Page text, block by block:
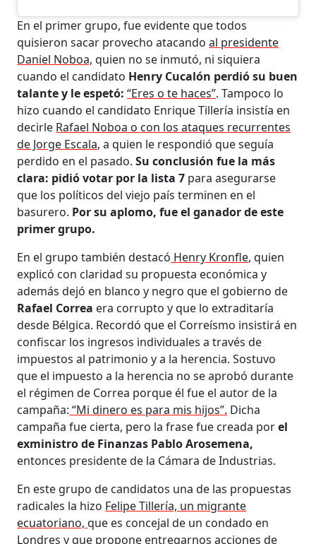
En el primer grupo, fue evidente que todos
quisieron sacar provecho atacandoal presidente
Daniel Noboa, quien no se inmutó, ni siquiera
cuando el candidato Henry Cucalón perdió su buen
talante y le espetó:“Eres o te haces”. Tampoco lo
hizo cuando el candidato Enrique Tillería insistía en
decirle Rafael Noboa o con los ataques recurrentes
de Jorge Escala, a quien le respondió que seguía
perdido en el pasado.Su conclusión fue la más
clara: pidió votar por la lista 7 para asegurarse
que los políticos del viejo país terminen en el
basurero. Por su aplomo, fue el ganador de este
primer grupo.
En el grupo también destacó Henry Kronfle, quien
explicó con claridad su propuesta económica y
además dejó en blanco y negro que el gobierno de
Rafael Correa era corrupto y que lo extraditaría
desde Bélgica. Recordó que el Correísmo insistirá en
confiscar los ingresos individuales a través de
impuestos al patrimonio y a la herencia. Sostuvo
que el impuesto a la herencia no se aprobó durante
el régimen de Correa porque él fue el autor de la
campaña: “Mi dinero es para mis hijos”. Dicha
campaña fue cierta, pero la frase fue creada porel
exministro de Finanzas Pablo Arosemena,
entonces presidente de la Cámara de Industrias.
En este grupo de candidatos una de las propuestas
radicales la hizo Felipe Tillería, un migrante
ecuatoriano,que es concejal de un condado en
Londres y que propone entregarnos acciones de